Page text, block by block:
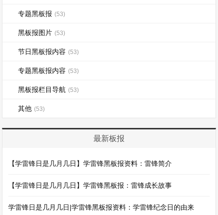
专题黑板报 (53)
黑板报图片 (53)
节日黑板报内容 (53)
专题黑板报内容 (53)
黑板报栏目导航 (53)
其他 (53)
最新板报
【学雷锋日是几月几日】学雷锋黑板报资料：雷锋简介
【学雷锋日是几月几日】学雷锋黑板报：雷锋成长故事
学雷锋日是几月几日|学雷锋黑板报资料：学雷锋纪念日的由来